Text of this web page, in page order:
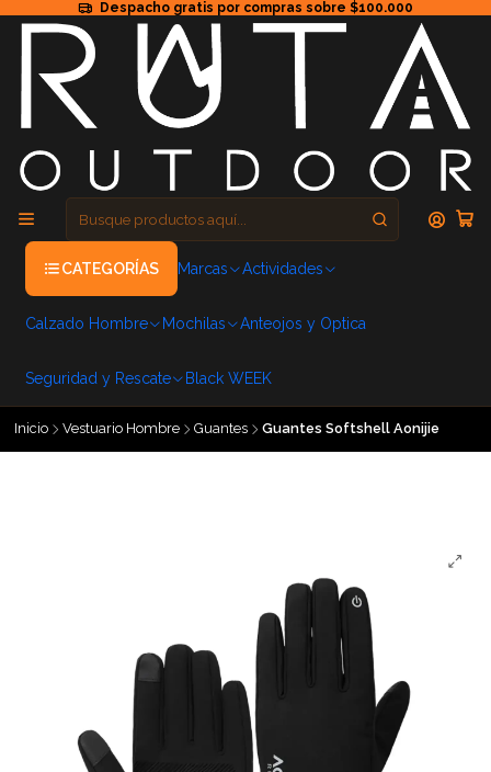
Despacho gratis por compras sobre $100.000
CATEGORÍAS Marcas Actividades
Calzado Hombre Mochilas Anteojos y Optica
Seguridad y Rescate Black WEEK
Inicio Vestuario Hombre Guantes Guantes Softshell Aonijie